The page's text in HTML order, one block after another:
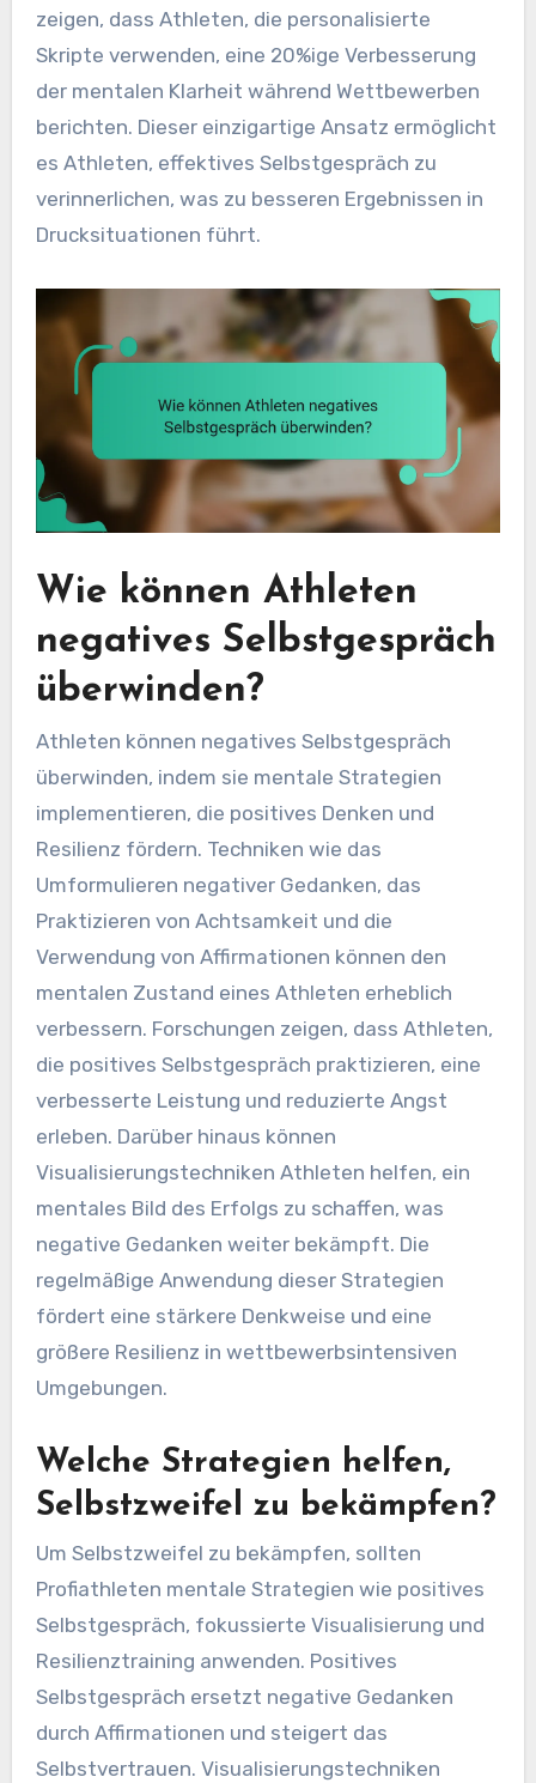
zeigen, dass Athleten, die personalisierte
Skripte verwenden, eine 20%ige Verbesserung
der mentalen Klarheit während Wettbewerben
berichten. Dieser einzigartige Ansatz ermöglicht
es Athleten, effektives Selbstgespräch zu
verinnerlichen, was zu besseren Ergebnissen in
Drucksituationen führt.
Wie können Athleten
negatives Selbstgespräch
überwinden?
Athleten können negatives Selbstgespräch
überwinden, indem sie mentale Strategien
implementieren, die positives Denken und
Resilienz fördern. Techniken wie das
Umformulieren negativer Gedanken, das
Praktizieren von Achtsamkeit und die
Verwendung von Affirmationen können den
mentalen Zustand eines Athleten erheblich
verbessern. Forschungen zeigen, dass Athleten,
die positives Selbstgespräch praktizieren, eine
verbesserte Leistung und reduzierte Angst
erleben. Darüber hinaus können
Visualisierungstechniken Athleten helfen, ein
mentales Bild des Erfolgs zu schaffen, was
negative Gedanken weiter bekämpft. Die
regelmäßige Anwendung dieser Strategien
fördert eine stärkere Denkweise und eine
größere Resilienz in wettbewerbsintensiven
Umgebungen.
Welche Strategien helfen,
Selbstzweifel zu bekämpfen?
Um Selbstzweifel zu bekämpfen, sollten
Profiathleten mentale Strategien wie positives
Selbstgespräch, fokussierte Visualisierung und
Resilienztraining anwenden. Positives
Selbstgespräch ersetzt negative Gedanken
durch Affirmationen und steigert das
Selbstvertrauen. Visualisierungstechniken